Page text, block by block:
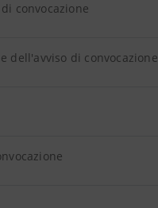
convocazione
dell'avviso di convocazione